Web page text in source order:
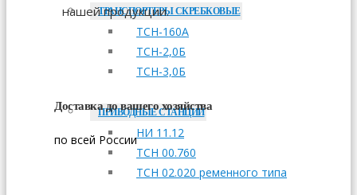
ТРАНСПОРТЕРЫ СКРЕБКОВЫЕ
ТСН-160А
ТСН-2,0Б
ТСН-3,0Б
ПРИВОДНЫЕ СТАНЦИИ
НИ 11.12
ТСН 00.760
ТСН 02.020 ременного типа
нашей продукции.
Доставка до вашего хозяйства
по всей России